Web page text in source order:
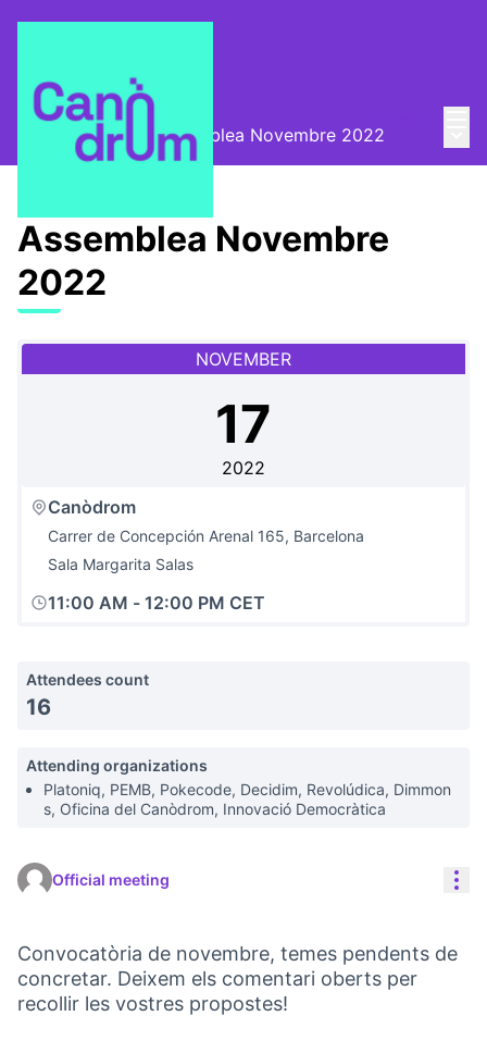
Convocatòries Assemblea Novembre 2022
Assemblea Novembre
2022
NOVEMBER
17
2022
Canòdrom
Carrer de Concepción Arenal 165, Barcelona
Sala Margarita Salas
11:00 AM - 12:00 PM CET
Attendees count
16
Attending organizations
Platoniq, PEMB, Pokecode, Decidim, Revolúdica, Dimmon
s, Oficina del Canòdrom, Innovació Democràtica
Official meeting
Convocatòria de novembre, temes pendents de
concretar. Deixem els comentari oberts per
recollir les vostres propostes!